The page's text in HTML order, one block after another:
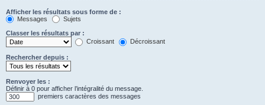
Afficher les résultats sous forme de :
Messages
Sujets
Classer les résultats par :
Croissant
Décroissant
Rechercher depuis :
Renvoyer les :
Définir à 0 pour afficher l’intégralité du message.
premiers caractères des messages